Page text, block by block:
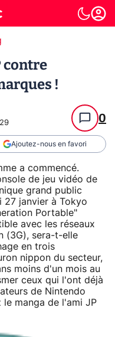
contre
!
0
Ajoutez-nous en favori
a commencé.
de jeu vidéo de
grand public
27 janvier à Tokyo
Portable"
avec les réseaux
(3G), sera-t-elle
en trois
nippon du secteur,
moins d'un mois au
ceux qui l'ont déjà
de Nintendo
manga de l'ami JP